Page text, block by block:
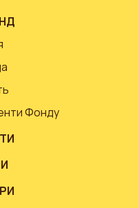
Фонду